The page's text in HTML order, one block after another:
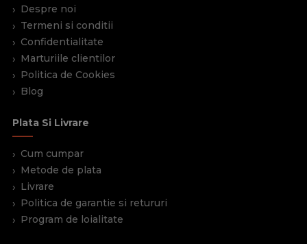
Despre noi
Termeni si conditii
Confidentialitate
Marturiile clientilor
Politica de Cookies
Blog
Plata Si Livrare
Cum cumpar
Metode de plata
Livrare
Politica de garantie si retururi
Program de loialitate